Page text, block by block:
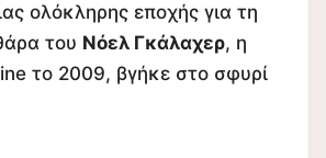
ολόκληρης εποχής για τη
του Νόελ Γκάλαχερ, η
το 2009, βγήκε στο σφυρί